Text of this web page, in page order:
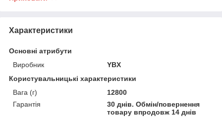
Характеристики
Основні атрибути
Виробник
YBX
Користувальницькі характеристики
Вага (г)
12800
Гарантія
30 днів. Обмін/повернення
товару впродовж 14 днів